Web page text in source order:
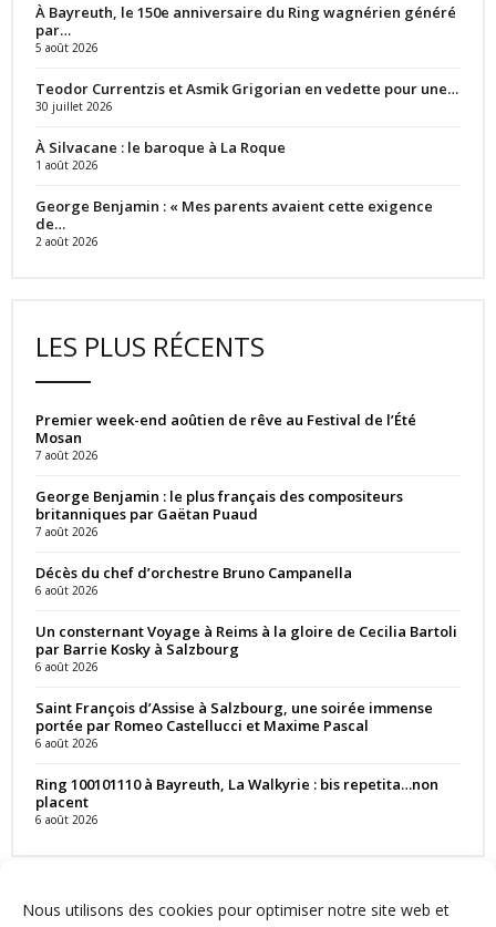
Nous utilisons des cookies pour optimiser notre site web et
À Bayreuth, le 150e anniversaire du Ring wagnérien généré
par…
5 août 2026
Teodor Currentzis et Asmik Grigorian en vedette pour une…
30 juillet 2026
À Silvacane : le baroque à La Roque
1 août 2026
George Benjamin : « Mes parents avaient cette exigence
de…
2 août 2026
LES PLUS RÉCENTS
Premier week-end aoûtien de rêve au Festival de l’Été
Mosan
7 août 2026
George Benjamin : le plus français des compositeurs
britanniques par Gaëtan Puaud
7 août 2026
Décès du chef d’orchestre Bruno Campanella
6 août 2026
Un consternant Voyage à Reims à la gloire de Cecilia Bartoli
par Barrie Kosky à Salzbourg
6 août 2026
Saint François d’Assise à Salzbourg, une soirée immense
portée par Romeo Castellucci et Maxime Pascal
6 août 2026
Ring 100101110 à Bayreuth, La Walkyrie : bis repetita…non
placent
6 août 2026